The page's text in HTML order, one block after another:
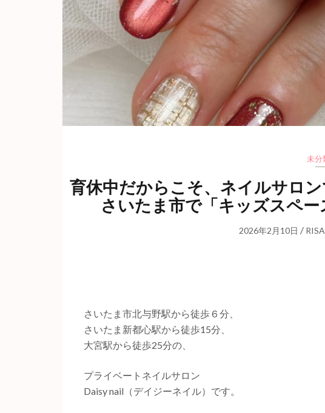
未分
育休中だからこそ、ネイルサロ
さいたま市で「キッズスペ
2026年2月10日 / RISA
さいたま市北与野駅から徒歩６分、
さいたま新都心駅から徒歩15分、
大宮駅から徒歩25分の、
プライベートネイルサロン
Daisy nail（デイジーネイル）です。